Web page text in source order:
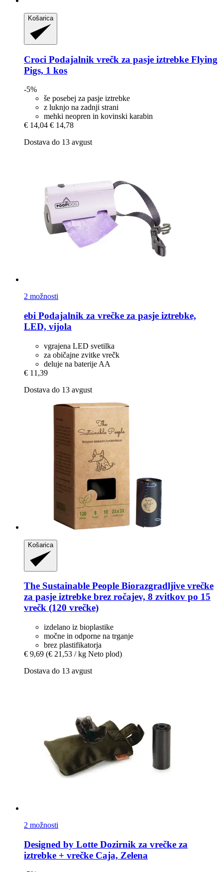
Košarica
Croci Podajalnik vrečk za pasje iztrebke Flying
Pigs, 1 kos
-5%
še posebej za pasje iztrebke
z luknjo na zadnji strani
mehki neopren in kovinski karabin
€ 14,04 € 14,78
Dostava do 13 avgust
2 možnosti
ebi Podajalnik za vrečke za pasje iztrebke,
LED, vijola
vgrajena LED svetilka
za običajne zvitke vrečk
deluje na baterije AA
€ 11,39
Dostava do 13 avgust
Košarica
The Sustainable People Biorazgradljive vrečke
za pasje iztrebke brez ročajev, 8 zvitkov po 15
vrečk (120 vrečke)
izdelano iz bioplastike
močne in odporne na trganje
brez plastifikatorja
€ 9,69 (€ 21,53 / kg Neto plod)
Dostava do 13 avgust
2 možnosti
Designed by Lotte Dozirnik za vrečke za
iztrebke + vrečke Caja, Zelena